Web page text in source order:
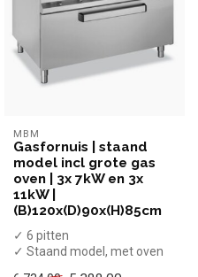
MBM
Gasfornuis | staand
model incl grote gas
oven | 3x 7kW en 3x
11kW |
(B)120x(D)90x(H)85cm
✓ 6 pitten
✓ Staand model, met oven